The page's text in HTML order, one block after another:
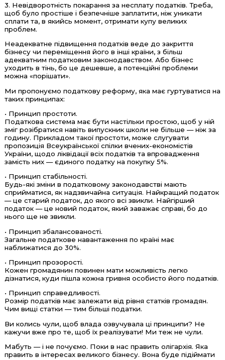
3. Невідворотність покарання за несплату податків. Треба,
щоб було простіше і безпечніше заплатити, ніж уникати
сплати та, в якийсь момент, отримати купу великих
проблем.
Неадекватне підвищення податків веде до закриття
бізнесу чи переміщення його в інші країни, з більш
адекватним податковим законодавством. Або бізнес
уходить в тінь, бо це дешевше, а потенційні проблеми
можна «порішати».
Ми пропонуємо податкову реформу, яка має гуртуватися на
таких принципах:
• Принцип простоти.
Податкова система має бути настільки простою, щоб у ній
зміг розібратися навіть випускник школи не більше — ніж за
годину. Прикладом такої простоти, може слугувати
пропозиція Всеукраїнської спілки вчених-економістів
України, щодо ліквідації всіх податків та впровадження
замість них — єдиного податку на покупку 5%.
• Принцип стабільності.
Будь-які зміни в податковому законодавстві мають
сприйматися, як надзвичайна ситуація. Найкращий податок
— це старий податок, до якого всі звикли. Найгірший
податок — це новий податок, який заважає справі, бо до
нього ще не звикли.
• Принцип збалансованості.
Загальне податкове навантаження по країні має
наближатися до 30%.
• Принцип прозорості.
Кожен громадянин повинен мати можливість легко
дізнатися, куди пішла кожна гривня особисто його податків.
• Принцип справедливості.
Розмір податків має залежати від рівня статків громадян.
Чим вищі статки — тим більші податки.
Ви колись чули, щоб влада озвучувала ці принципи? Не
кажучи вже про те, щоб їх реалізувати! Ми теж не чули.
Мабуть — і не почуємо. Поки в нас править олігархія. Яка
править в інтересах великого бізнесу. Вона буде підіймати